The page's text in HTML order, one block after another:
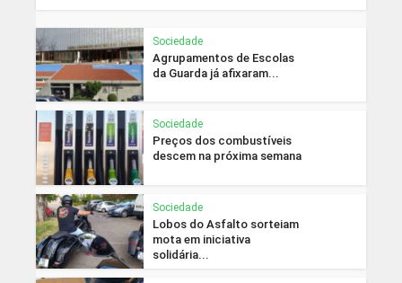
Sociedade
Agrupamentos de Escolas
da Guarda já afixaram...
Sociedade
Preços dos combustíveis
descem na próxima semana
Sociedade
Lobos do Asfalto sorteiam
mota em iniciativa
solidária...